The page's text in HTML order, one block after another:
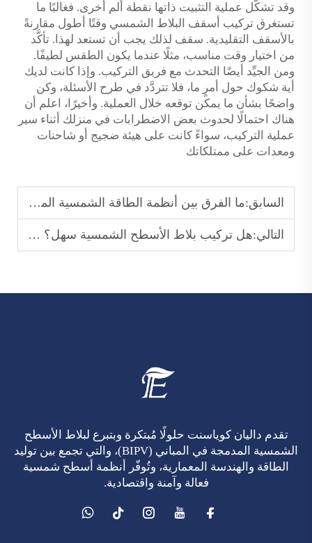
وقد تشكّل عملية التثبيت ذاتها نقطة ألم أخرى. فغالبًا ما
تستغرق تركيب أسقف البلاط الشمسي وقتًا أطول مقارنةً
بالأسقف التقليدية. سقف لذلك يجب أن تستعد لهذا. تأكَّد
من اختيار وقت مناسب، مثلًا عندما يكون الطقس لطيفًا.
ومن الجيِّد أيضًا التحدث مع فريق التركيب. وإذا كانت لديك
أية شكوك حول أمرٍ ما، فلا تتردَّد في طرح الأسئلة، وكن
واضحًا بشأن ما يمكن توقعه خلال العملية. وأخيرًا، اعلم أن
هناك احتمالًا لحدوث بعض الاضطرابات في منزلك أثناء سير
عملية التركيب، سواءً كانت على هيئة ضجيج أو شاحنات
ومعدات على ممتلكاتك
السابق:ما الفرق بين أنظمة الطاقة الشمسية المتصلة بالشبكة والأنظمة المنفصلة عن الشبكة، وكيف تعمل كلٌّ منها؟
التالي:هل تركيب بلاط الأسطح الشمسية سهل؟ وكيف تختلف عن بلاط الأسطح التقليدي؟
تقدم داليان كوياسنت حلولًا مُبتكرة وبتبرع لبلاط الأسطح
الشمسية المدمجة في المباني (BIPV)، والتي تجمع بين توليد
الطاقة والهندسة المعمارية، وتُوفّر أنظمة أسطح شمسية
فعالة وآمنة واقتصادية.